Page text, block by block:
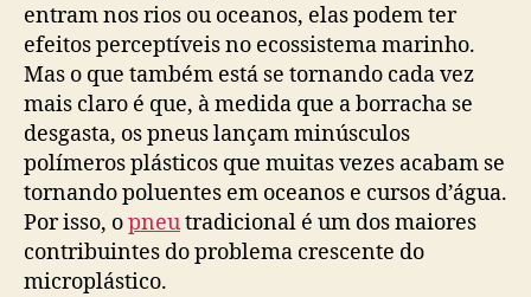
entram nos rios ou oceanos, elas podem ter
efeitos perceptíveis no ecossistema marinho.
Mas o que também está se tornando cada vez
mais claro é que, à medida que a borracha se
desgasta, os pneus lançam minúsculos
polímeros plásticos que muitas vezes acabam se
tornando poluentes em oceanos e cursos d’água.
Por isso, opneutradicional é um dos maiores
contribuintes do problema crescente do
microplástico.